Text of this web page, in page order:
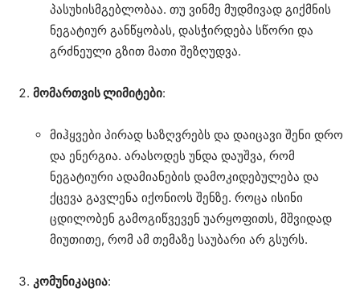
პასუხისმგებლობაა. თუ ვინმე მუდმივად გიქმნის
ნეგატიურ განწყობას, დასჭირდება სწორი და
გრძნეული გზით მათი შეზღუდვა.
მომართვის ლიმიტები:
მიჰყვები პირად საზღვრებს და დაიცავი შენი დრო
და ენერგია. არასოდეს უნდა დაუშვა, რომ
ნეგატიური ადამიანების დამოკიდებულება და
ქცევა გავლენა იქონიოს შენზე. როცა ისინი
ცდილობენ გამოგიწვევენ უარყოფითს, მშვიდად
მიუთითე, რომ ამ თემაზე საუბარი არ გსურს.
კომუნიკაცია: